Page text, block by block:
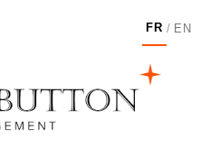
FR / EN